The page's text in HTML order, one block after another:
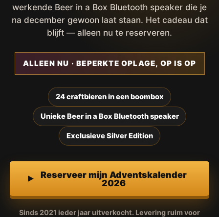
werkende Beer in a Box Bluetooth speaker die je
na december gewoon laat staan. Het cadeau dat
blijft — alleen nu te reserveren.
ALLEEN NU · BEPERKTE OPLAGE, OP IS OP
24 craftbieren in een boombox
Unieke Beer in a Box Bluetooth speaker
Exclusieve Silver Edition
Reserveer mijn Adventskalender
2026
Sinds 2021 ieder jaar uitverkocht. Levering ruim voor